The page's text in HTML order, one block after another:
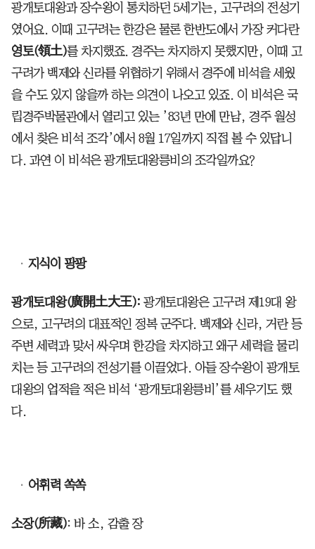
광개토대왕과 장수왕이 통치하던 5세기는, 고구려의 전성기
였어요. 이때 고구려는 한강은 물론 한반도에서 가장 커다란
영토(領土)를 차지했죠. 경주는 차지하지 못했지만, 이때 고
구려가 백제와 신라를 위협하기 위해서 경주에 비석을 세웠
을 수도 있지 않을까 하는 의견이 나오고 있죠. 이 비석은 국
립경주박물관에서 열리고 있는 ’83년 만에 만남, 경주 월성
에서 찾은 비석 조각’에서 8월 17일까지 직접 볼 수 있답니
다. 과연 이 비석은 광개토대왕릉비의 조각일까요?
지식이 팡팡
광개토대왕(廣開土大王): 광개토대왕은 고구려 제19대 왕
으로, 고구려의 대표적인 정복 군주다. 백제와 신라, 거란 등
주변 세력과 맞서 싸우며 한강을 차지하고 왜구 세력을 물리
치는 등 고구려의 전성기를 이끌었다. 아들 장수왕이 광개토
대왕의 업적을 적은 비석 ‘광개토대왕릉비’를 세우기도 했
다.
어휘력 쏙쏙
소장(所藏): 바 소, 감출 장